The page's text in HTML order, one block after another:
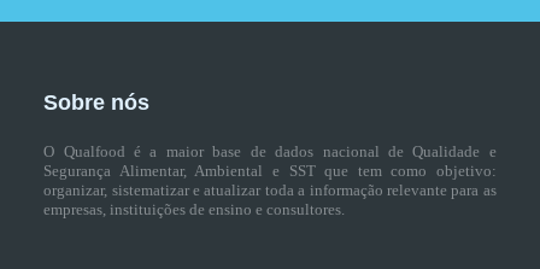
Sobre nós
O Qualfood é a maior base de dados nacional de Qualidade e
Segurança Alimentar, Ambiental e SST que tem como objetivo:
organizar, sistematizar e atualizar toda a informação relevante para as
empresas, instituições de ensino e consultores.